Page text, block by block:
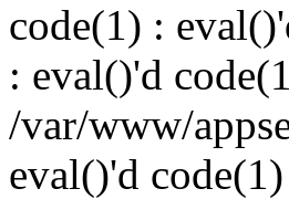
code(1) :
: eval()'d
/var/www/
eval()'d